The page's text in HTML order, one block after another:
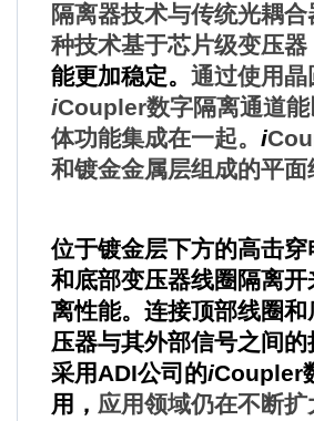
隔离器技术与传统光耦
种技术基于芯片级变压器
能更加稳定。 通过使用
iCoupler数字隔离通道
体功能集成在一起。 i
和镀金金属层组成的平面
位于镀金层下方的高击
和底部变压器线圈隔离
离性能。连接顶部线圈和
压器与其外部信号之间
采用ADI公司的iCoupler
用 ， 应用领域仍在不断扩